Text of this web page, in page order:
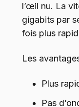
l’œil nu. La
gigabits par
fois plus
Les
Plus
Pas